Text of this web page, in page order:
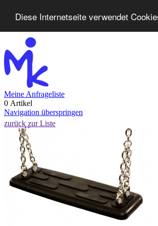
Diese Internetseite verwendet
Meine Anfrageliste
0 Artikel
Navigation überspringen
Home
Produkte
Neuheiten
Kontakt
FAQ
zurück zur Liste